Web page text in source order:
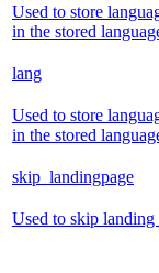
Used to store
in the stored
lang
Used to store
in the stored
skip_landingpage
Used to skip landing